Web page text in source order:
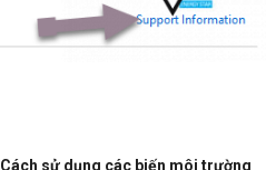
Cách sử dụng các biến môi trường